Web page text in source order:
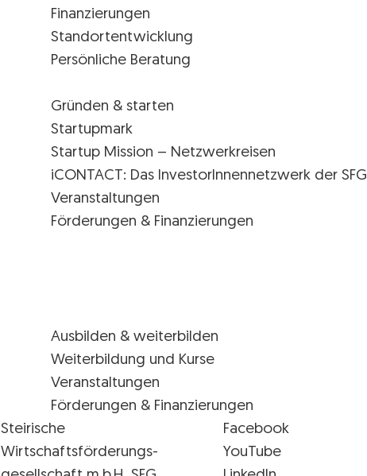
Finanzierungen
Standortentwicklung
Persönliche Beratung
Gründen & starten
Startupmark
Startup Mission – Netzwerkreisen
iCONTACT: Das InvestorInnennetzwerk der SFG
Veranstaltungen
Förderungen & Finanzierungen
Ausbilden & weiterbilden
Weiterbildung und Kurse
Veranstaltungen
Förderungen & Finanzierungen
Steirische
Wirtschaftsförderungs-
Facebook
YouTube